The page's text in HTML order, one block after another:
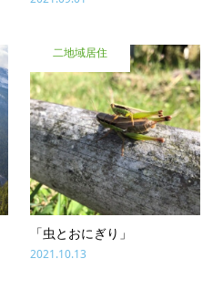
二地域居住
「虫とおにぎり」
2021.10.13